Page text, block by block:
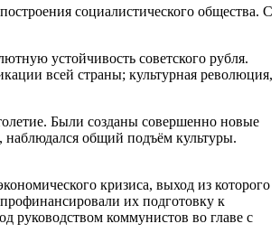
социалистического общества. С
устойчивость советского рубля.
всей страны; культурная революция,
Были созданы совершенно новые
наблюдался общий подъём культуры.
кризиса, выход из которого
их подготовку к
руководством коммунистов во главе с